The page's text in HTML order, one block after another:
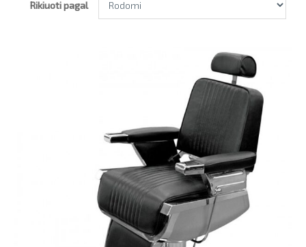
Rikiuoti pagal